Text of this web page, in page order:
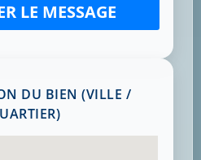
LE MESSAGE
DU BIEN (VILLE /